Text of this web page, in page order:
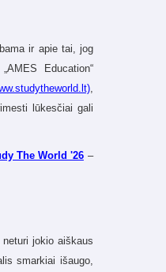
ir apie tai, jog
Education“
,
lūkesčiai gali
The World '26–
jokio aiškaus
smarkiai išaugo,